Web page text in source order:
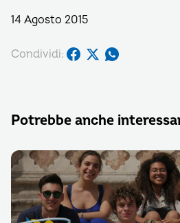
14 Agosto 2015
Condividi:
Potrebbe anche